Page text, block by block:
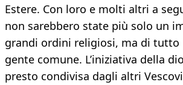
Estere. Con loro e molti altri a
non sarebbero state più solo un
grandi ordini religiosi, ma di tutto
gente comune. L’iniziativa della
presto condivisa dagli altri